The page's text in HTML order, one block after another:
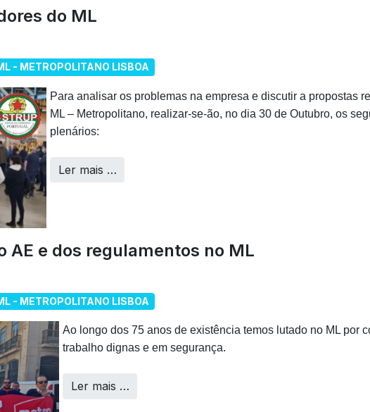
do ML
- METROPOLITANO LISBOA
Para analisar os problemas na empresa e discutir a propostas
ML – Metropolitano, realizar-se-ão, no dia 30 de Outubro, os
plenários:
Ler mais …
AE e dos regulamentos no ML
- METROPOLITANO LISBOA
Ao longo dos 75 anos de existência temos lutado no ML por
trabalho dignas e em segurança.
Ler mais …